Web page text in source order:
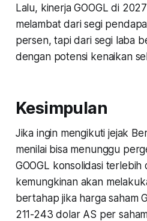
Lalu, kinerja GOOGL di
melambat dari segi
persen, tapi dari segi laba
dengan potensi kenaikan
Kesimpulan
Jika ingin mengikuti jejak
menilai bisa menunggu
GOOGL konsolidasi
kemungkinan akan
bertahap jika harga saham
211-243 dolar AS per